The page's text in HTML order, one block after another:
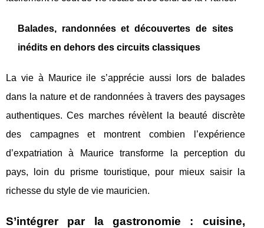
Balades, randonnées et découvertes de sites
inédits en dehors des circuits classiques
La vie à Maurice ile s’apprécie aussi lors de balades
dans la nature et de randonnées à travers des paysages
authentiques. Ces marches révèlent la beauté discrète
des campagnes et montrent combien l’expérience
d’expatriation à Maurice transforme la perception du
pays, loin du prisme touristique, pour mieux saisir la
richesse du style de vie mauricien.
S’intégrer par la gastronomie : cuisine,